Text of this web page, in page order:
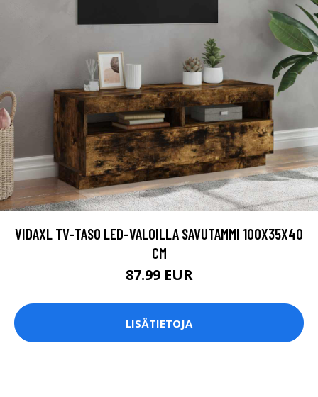
VIDAXL TV-TASO LED-VALOILLA SAVUTAMMI 100X35X40
CM
87.99 EUR
LISÄTIETOJA